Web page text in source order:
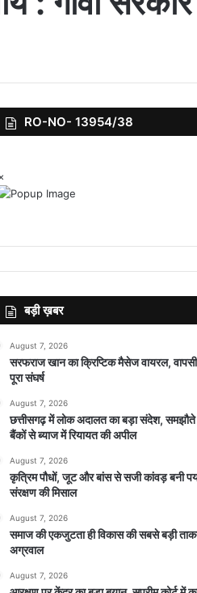
RO-NO- 13954/38
बड़ी ख़बर
August 7, 2026
सरफराज खान का क्रिप्टिक मैसेज वायरल,
पूरा संघर्ष
August 7, 2026
छत्तीसगढ़ में लोक अदालत का बड़ा संदेश, समझौते
बैंकों से ब्याज में रियायत की अपील
August 7, 2026
कृत्रिम पौधों, जूट और बांस से सजी कांवड़ बनी
संरक्षण की मिसाल
August 7, 2026
समाज की एकजुटता ही विकास की सबसे बड़ी
अग्रवाल
August 7, 2026